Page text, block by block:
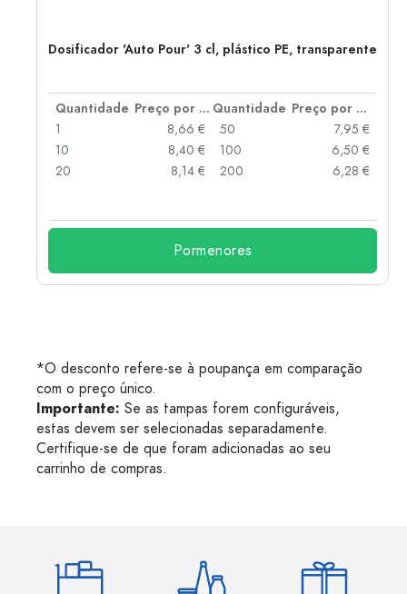
Dosificador 'Auto Pour' 3 cl, plástico PE, transparente
Quantidade Preço por peça Quantidade
Preço por peça
1
8,66 €
10
8,40 €
20
8,14 €
50
7,95 €
100
6,50 €
200
6,28 €
Pormenores
*O desconto refere-se à poupança em comparação
com o preço único.
Importante: Se as tampas forem configuráveis,
estas devem ser selecionadas separadamente.
Certifique-se de que foram adicionadas ao seu
carrinho de compras.